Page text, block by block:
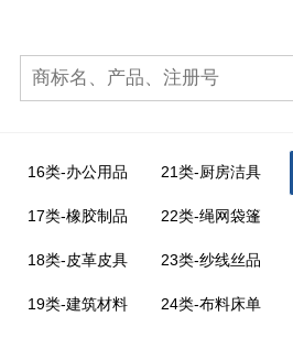
16类-办公用品
17类-橡胶制品
18类-皮革皮具
19类-建筑材料
21类-厨房洁具
22类-绳网袋篷
23类-纱线丝品
24类-布料床单